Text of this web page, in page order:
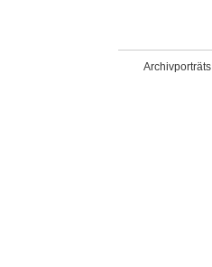
Archivporträts